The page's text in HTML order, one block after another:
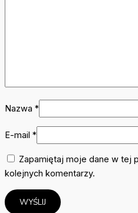
Nazwa *
E-mail *
Zapamiętaj moje dane w tej
kolejnych komentarzy.